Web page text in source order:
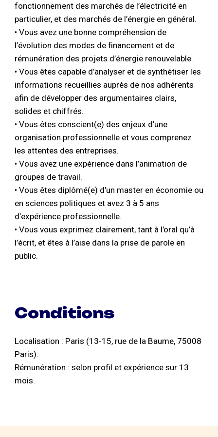
fonctionnement des marchés de l’électricité en
particulier, et des marchés de l’énergie en général.
• Vous avez une bonne compréhension de
l’évolution des modes de financement et de
rémunération des projets d’énergie renouvelable.
• Vous êtes capable d’analyser et de synthétiser les
informations recueillies auprès de nos adhérents
afin de développer des argumentaires clairs,
solides et chiffrés.
• Vous êtes conscient(e) des enjeux d’une
organisation professionnelle et vous comprenez
les attentes des entreprises.
• Vous avez une expérience dans l’animation de
groupes de travail.
• Vous êtes diplômé(e) d’un master en économie ou
en sciences politiques et avez 3 à 5 ans
d’expérience professionnelle.
• Vous vous exprimez clairement, tant à l’oral qu’à
l’écrit, et êtes à l’aise dans la prise de parole en
public.
Conditions
Localisation : Paris (13-15, rue de la Baume, 75008
Paris).
Rémunération : selon profil et expérience sur 13
mois.